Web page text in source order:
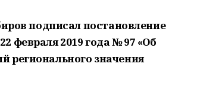
подписал постановление
февраля 2019 года № 97 «Об
регионального значения